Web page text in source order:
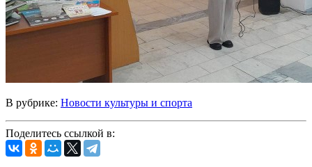
В рубрике: Новости культуры и спорта
Поделитесь ссылкой в: